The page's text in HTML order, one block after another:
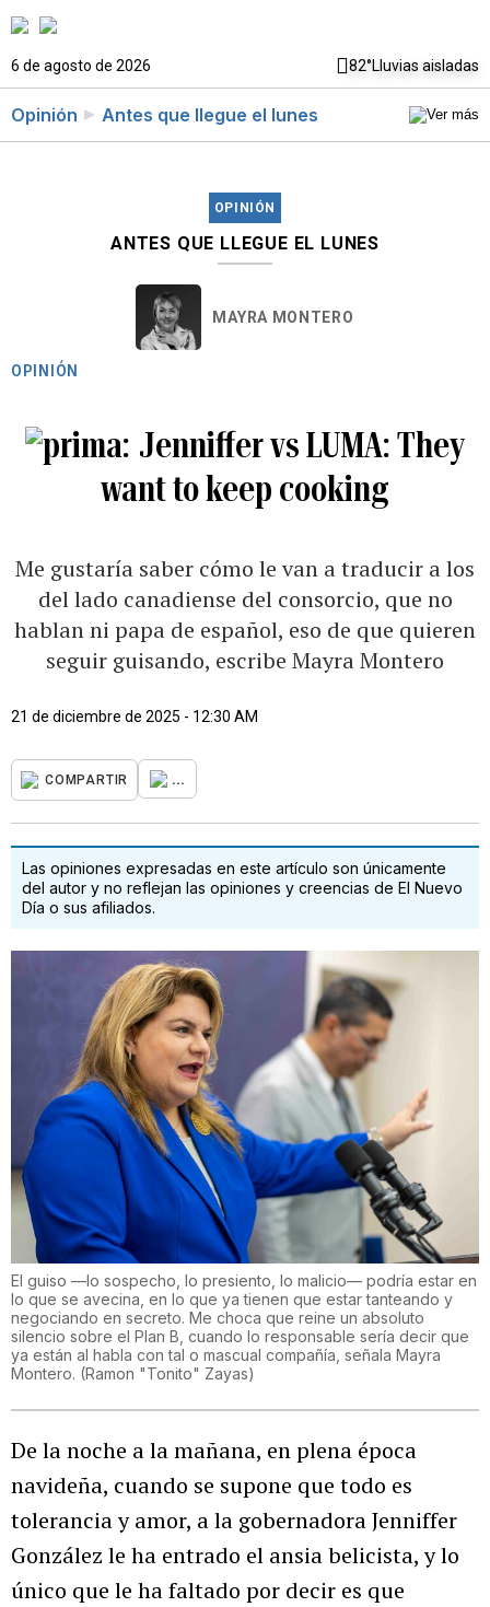
6 de agosto de 2026 82°Lluvias aisladas
Opinión Antes que llegue el lunes
OPINIÓN
ANTES QUE LLEGUE EL LUNES
MAYRA MONTERO
OPINIÓN
Jenniffer vs LUMA: They
want to keep cooking
Me gustaría saber cómo le van a traducir a los
del lado canadiense del consorcio, que no
hablan ni papa de español, eso de que quieren
seguir guisando, escribe Mayra Montero
21 de diciembre de 2025 - 12:30 AM
COMPARTIR ...
Las opiniones expresadas en este artículo son únicamente
del autor y no reflejan las opiniones y creencias de El Nuevo
Día o sus afiliados.
El guiso —lo sospecho, lo presiento, lo malicio— podría estar en
lo que se avecina, en lo que ya tienen que estar tanteando y
negociando en secreto. Me choca que reine un absoluto
silencio sobre el Plan B, cuando lo responsable sería decir que
ya están al habla con tal o mascual compañía, señala Mayra
Montero. (Ramon "Tonito" Zayas)
De la noche a la mañana, en plena época
navideña, cuando se supone que todo es
tolerancia y amor, a la gobernadora Jenniffer
González le ha entrado el ansia belicista, y lo
único que le ha faltado por decir es que